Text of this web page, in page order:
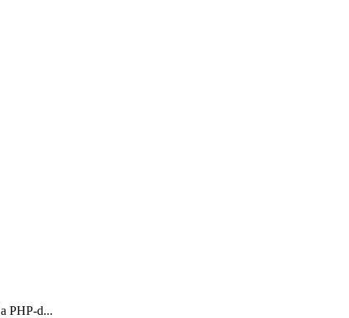
PHP-d...